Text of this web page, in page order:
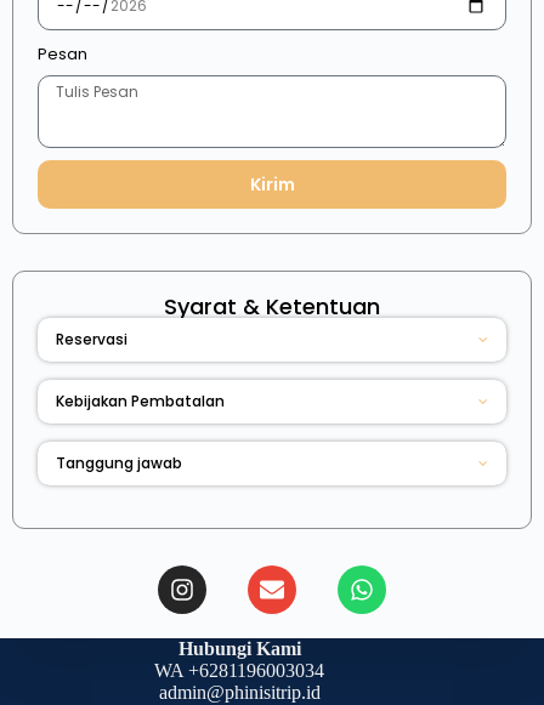
Pesan
Kirim
Syarat & Ketentuan
Reservasi
Kebijakan Pembatalan
Tanggung jawab
Hubungi Kami
WA +6281196003034
admin@phinisitrip.id